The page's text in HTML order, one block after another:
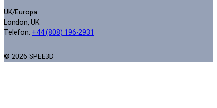
UK/Europa
London, UK
Telefon: +44 (808) 196-2931
© 2026 SPEE3D